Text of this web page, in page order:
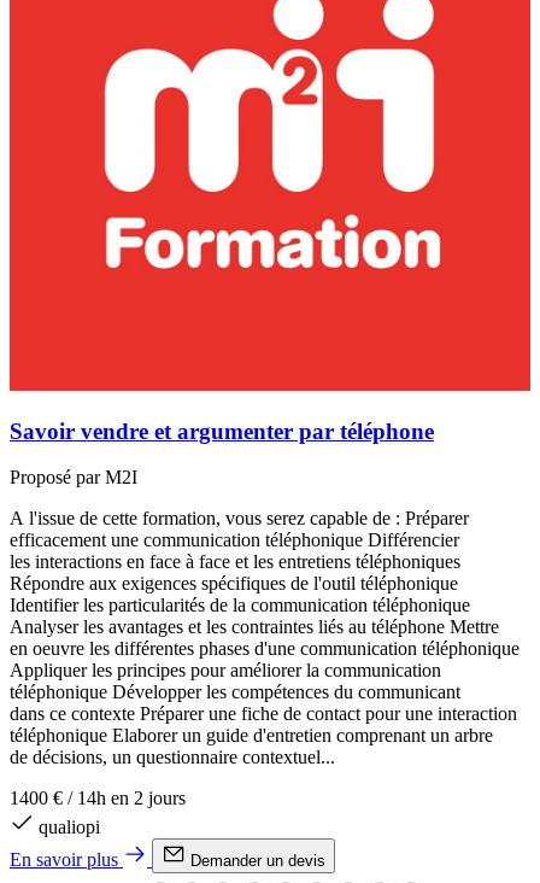
Savoir vendre et argumenter par téléphone
Proposé par M2I
A l'issue de cette formation, vous serez capable de : Préparer
efficacement une communication téléphonique Différencier
les interactions en face à face et les entretiens téléphoniques
Répondre aux exigences spécifiques de l'outil téléphonique
Identifier les particularités de la communication téléphonique
Analyser les avantages et les contraintes liés au téléphone Mettre
en oeuvre les différentes phases d'une communication téléphonique
Appliquer les principes pour améliorer la communication
téléphonique Développer les compétences du communicant
dans ce contexte Préparer une fiche de contact pour une interaction
téléphonique Elaborer un guide d'entretien comprenant un arbre
de décisions, un questionnaire contextuel...
1400 € / 14h en 2 jours
qualiopi
En savoir plus
Demander un devis